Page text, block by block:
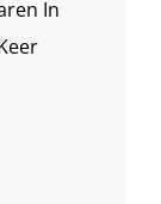
In